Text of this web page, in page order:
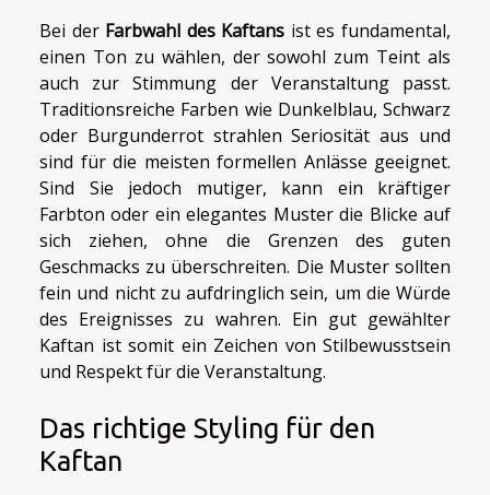
Bei der Farbwahl des Kaftans ist es fundamental,
einen Ton zu wählen, der sowohl zum Teint als
auch zur Stimmung der Veranstaltung passt.
Traditionsreiche Farben wie Dunkelblau, Schwarz
oder Burgunderrot strahlen Seriosität aus und
sind für die meisten formellen Anlässe geeignet.
Sind Sie jedoch mutiger, kann ein kräftiger
Farbton oder ein elegantes Muster die Blicke auf
sich ziehen, ohne die Grenzen des guten
Geschmacks zu überschreiten. Die Muster sollten
fein und nicht zu aufdringlich sein, um die Würde
des Ereignisses zu wahren. Ein gut gewählter
Kaftan ist somit ein Zeichen von Stilbewusstsein
und Respekt für die Veranstaltung.
Das richtige Styling für den
Kaftan